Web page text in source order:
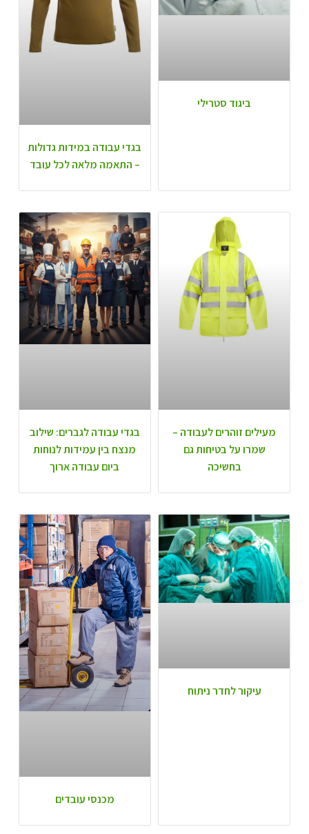
ביגוד סטרילי
בגדי עבודה במידות גדולות
– התאמה מלאה לכל עובד
מעילים זוהרים לעבודה –
שמרו על בטיחות גם
בחשיכה
בגדי עבודה לגברים: שילוב
מנצח בין עמידות לנוחות
ביום עבודה ארוך
עיקור לחדר ניתוח
מכנסי עובדים